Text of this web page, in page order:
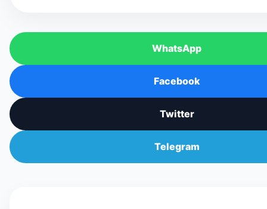
WhatsApp
Facebook
Twitter
Telegram